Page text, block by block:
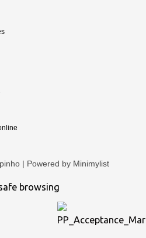
| Powered by Minimylist